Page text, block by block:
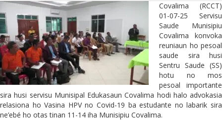
Covalima (RCCT)
01-07-25 Servisu
Saude Munisipiu
Covalima konvoka
reuniaun ho pesoal
saude sira husi
Sentru Saude (SS)
hotu no mos
pesoal importante
sira husi servisu Munisipal Edukasaun Covalima hodi halo advokasia
relasiona ho Vasina HPV no Covid-19 ba estudante no labarik sira
ne’ebé ho otas tinan 11-14 iha Munisipiu Covalima.